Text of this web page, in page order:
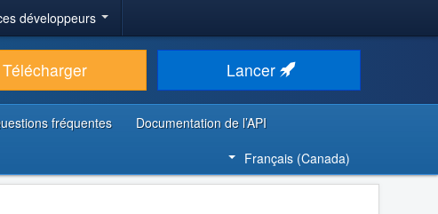
développeurs
Télécharger Lancer
fréquentes
Documentation de l’API
Français (Canada)